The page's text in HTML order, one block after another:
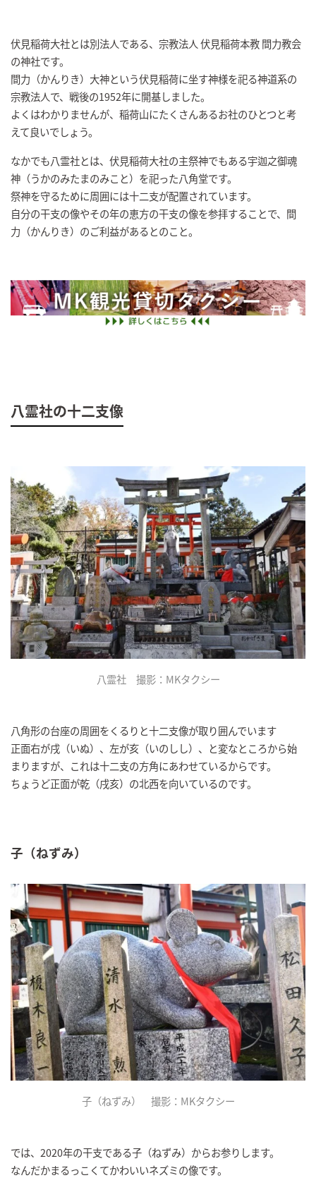
伏見稲荷大社とは別法人である、宗教法人 伏見稲荷本教 間力教会
の神社です。
間力（かんりき）大神という伏見稲荷に坐す神様を祀る神道系の
宗教法人で、戦後の1952年に開基しました。
よくはわかりませんが、稲荷山にたくさんあるお社のひとつと考
えて良いでしょう。
なかでも八霊社とは、伏見稲荷大社の主祭神でもある宇迦之御魂
神（うかのみたまのみこと）を祀った八角堂です。
祭神を守るために周囲には十二支が配置されています。
自分の干支の像やその年の恵方の干支の像を参拝することで、間
力（かんりき）のご利益があるとのこと。
八霊社の十二支像
八霊社 撮影：MKタクシー
八角形の台座の周囲をくるりと十二支像が取り囲んでいます
正面右が戌（いぬ）、左が亥（いのしし）、と変なところから始
まりますが、これは十二支の方角にあわせているからです。
ちょうど正面が乾（戌亥）の北西を向いているのです。
子（ねずみ）
子（ねずみ） 撮影：MKタクシー
では、2020年の干支である子（ねずみ）からお参りします。
なんだかまるっこくてかわいいネズミの像です。